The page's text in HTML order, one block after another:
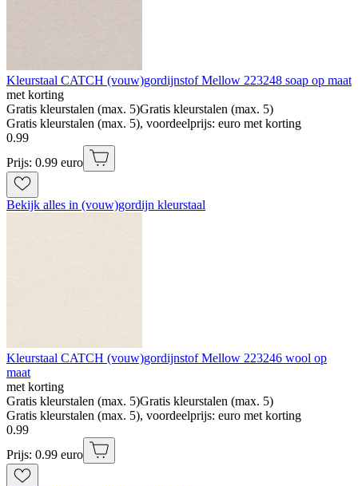
Kleurstaal CATCH (vouw)gordijnstof Mellow 223248 soap op maat
met korting
Gratis kleurstalen (max. 5)Gratis kleurstalen (max. 5)
Gratis kleurstalen (max. 5), voordeelprijs: euro met korting
0.99
Prijs: 0.99 euro
Bekijk alles in (vouw)gordijn kleurstaal
Kleurstaal CATCH (vouw)gordijnstof Mellow 223246 wool op
maat
met korting
Gratis kleurstalen (max. 5)Gratis kleurstalen (max. 5)
Gratis kleurstalen (max. 5), voordeelprijs: euro met korting
0.99
Prijs: 0.99 euro